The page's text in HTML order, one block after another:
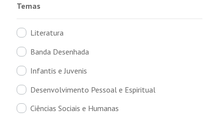
Temas
Literatura
Banda Desenhada
Infantis e Juvenis
Desenvolvimento Pessoal e Espiritual
Ciências Sociais e Humanas